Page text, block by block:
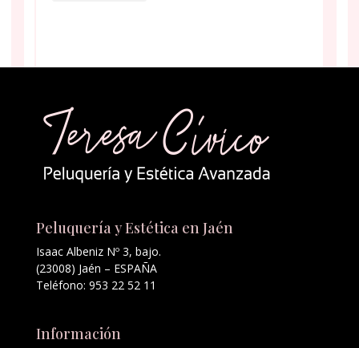
Peluquería y Estética en Jaén
Isaac Albeniz Nº 3, bajo.
(23008) Jaén – ESPAÑA
Teléfono: 953 22 52 11
Información